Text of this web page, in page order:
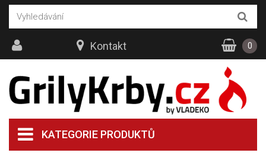
KATEGORIE PRODUKTŮ
Kontakt 0